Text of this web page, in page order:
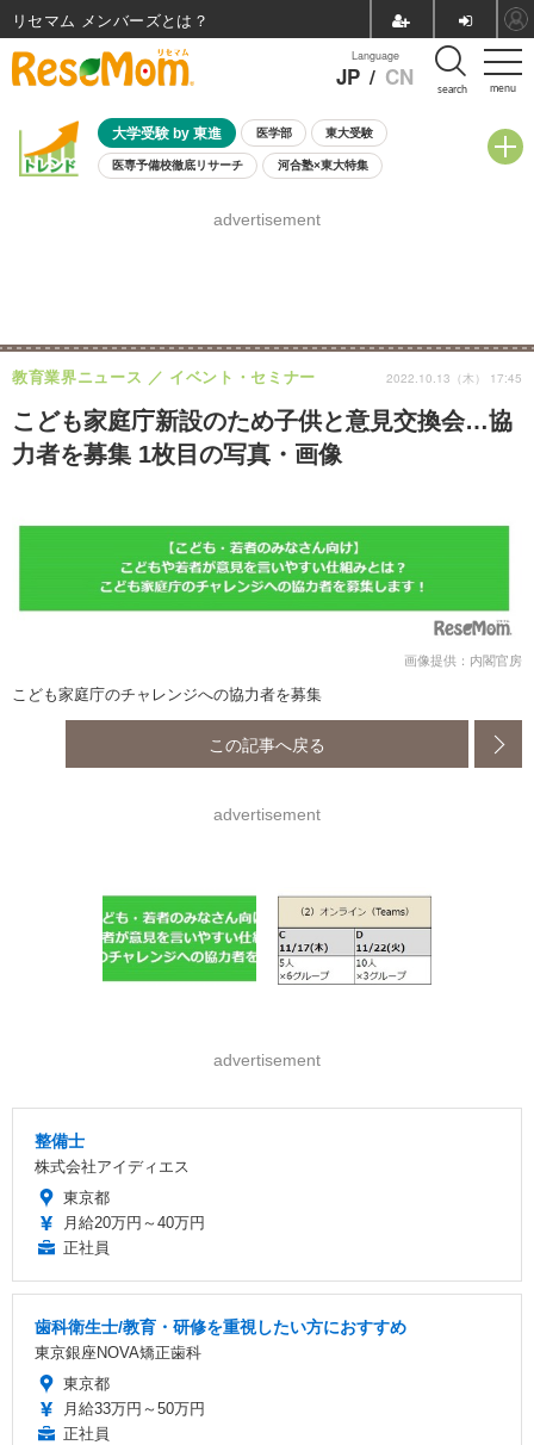
menu
Language
JP / CN search
大学受験 by 東進 医学部 東大受験
医専予備校徹底リサーチ 河合塾×東大特集
8月開催学校説明会・相談会
advertisement
こども家庭庁新設のため子供と意見交換会…協
力者を募集 1枚目の写真・画像
教育業界ニュース イベント・セミナー 2022.10.13（木） 17:45
画像提供：内閣官房
こども家庭庁のチャレンジへの協力者を募集
この記事へ戻る
advertisement
advertisement
整備士
株式会社アイディエス
東京都
月給20万円～40万円
正社員
歯科衛生士/教育・研修を重視したい方におすすめ
東京銀座NOVA矯正歯科
東京都
月給33万円～50万円
正社員
リセマム メンバーズ